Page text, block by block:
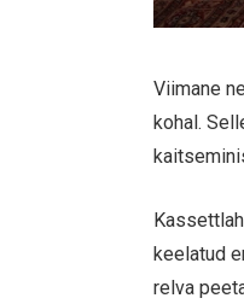
Viimane
kohal.
keelatud
relva